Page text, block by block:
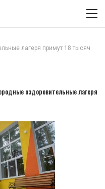
лагеря примут 18 тысяч
оздоровительные лагеря